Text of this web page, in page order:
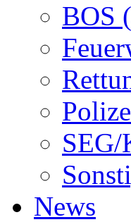
BOS
SEG/
News